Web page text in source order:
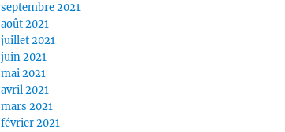
septembre 2021
août 2021
juillet 2021
juin 2021
mai 2021
avril 2021
mars 2021
février 2021